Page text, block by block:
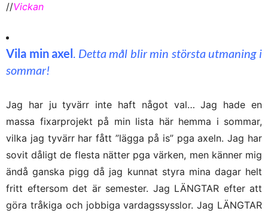
//Vickan
Vila min axel. Detta mål blir min största utmaning i
sommar!
Jag har ju tyvärr inte haft något val… Jag hade en
massa fixarprojekt på min lista här hemma i sommar,
vilka jag tyvärr har fått ”lägga på is” pga axeln. Jag har
sovit dåligt de flesta nätter pga värken, men känner mig
ändå ganska pigg då jag kunnat styra mina dagar helt
fritt eftersom det är semester. Jag LÄNGTAR efter att
göra tråkiga och jobbiga vardagssysslor. Jag LÄNGTAR